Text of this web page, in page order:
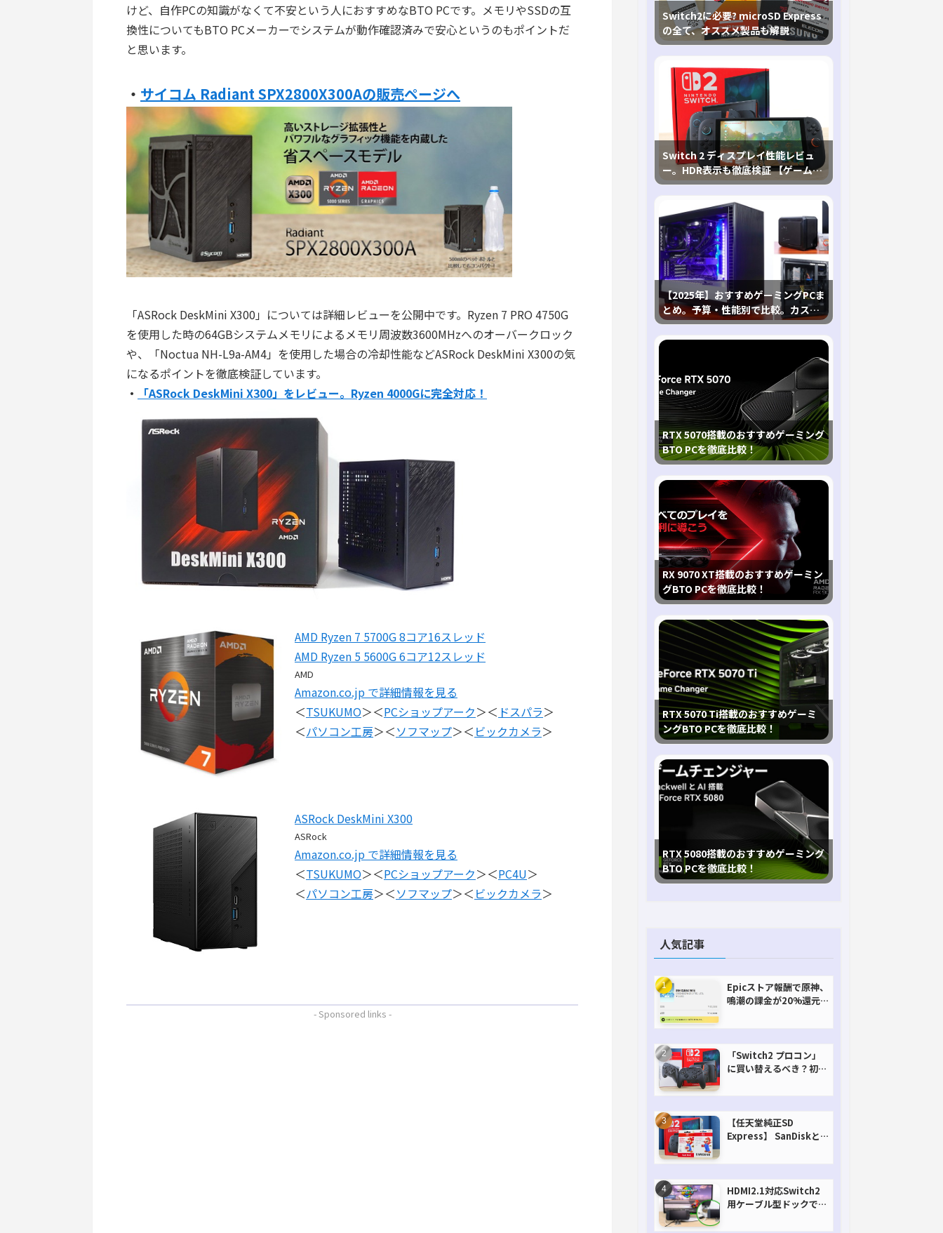
けど、自作PCの知識がなくて不安という人におすすめなBTO PCです。メモリやSSDの互
換性についてもBTO PCメーカーでシステムが動作確認済みで安心というのもポイントだ
と思います。
・ サイコム Radiant SPX2800X300Aの販売ページへ
「ASRock DeskMini X300」については詳細レビューを公開中です。Ryzen 7 PRO 4750G
を使用した時の64GBシステムメモリによるメモリ周波数3600MHzへのオーバークロック
や、「Noctua NH-L9a-AM4」を使用した場合の冷却性能などASRock DeskMini X300の気
になるポイントを徹底検証しています。
・
「ASRock DeskMini X300」をレビュー。Ryzen 4000Gに完全対応！
AMD Ryzen 7 5700G 8コア16スレッド
AMD Ryzen 5 5600G 6コア12スレッド
AMD
Amazon.co.jp で詳細情報を見る
＜TSUKUMO＞＜PCショップアーク＞＜ ドスパラ＞
＜パソコン工房＞＜ソフマップ＞＜ ビックカメラ＞
ASRock DeskMini X300
ASRock
Amazon.co.jp で詳細情報を見る
＜TSUKUMO＞＜PCショップアーク＞＜PC4U＞
＜パソコン工房＞＜ソフマップ＞＜ ビックカメラ＞
- Sponsored links -
Switch2に必要? microSD Express
の全て、オススメ製品も解説
Switch 2 ディスプレイ性能レビュ
ー。HDR表示も徹底検証 【ゲームに
おけるHDRの未来を切り開く1台！】
【2025年】おすすめゲーミングPCま
とめ。予算・性能別で比較。カスタ
マイズ指南も
RTX 5070搭載のおすすめゲーミング
BTO PCを徹底比較！
RX 9070 XT搭載のおすすめゲーミン
グBTO PCを徹底比較！
RTX 5070 Ti搭載のおすすめゲーミ
ングBTO PCを徹底比較！
RTX 5080搭載のおすすめゲーミング
BTO PCを徹底比較！
人気記事
Epicストア報酬で原神、
鳴潮の課金が20%還元
「Switch2 プロコン」
に買い替えるべき？初代
【任天堂純正SD
Express】 SanDiskと
HDMI2.1対応Switch2
用ケーブル型ドックで省